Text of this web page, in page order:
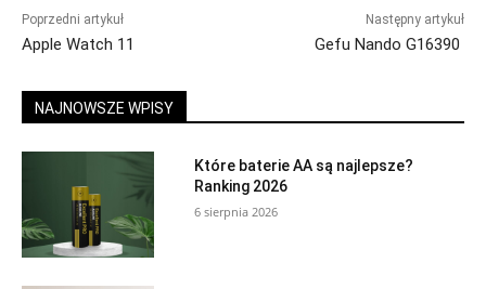
Poprzedni artykuł
Apple Watch 11
Następny artykuł
Gefu Nando G16390
NAJNOWSZE WPISY
Które baterie AA są najlepsze?
Ranking 2026
6 sierpnia 2026